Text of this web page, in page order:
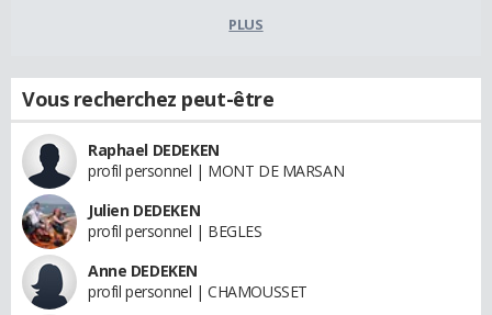
PLUS
Vous recherchez peut-être
Raphael DEDEKEN
profil personnel | MONT DE MARSAN
Julien DEDEKEN
profil personnel | BEGLES
Anne DEDEKEN
profil personnel | CHAMOUSSET